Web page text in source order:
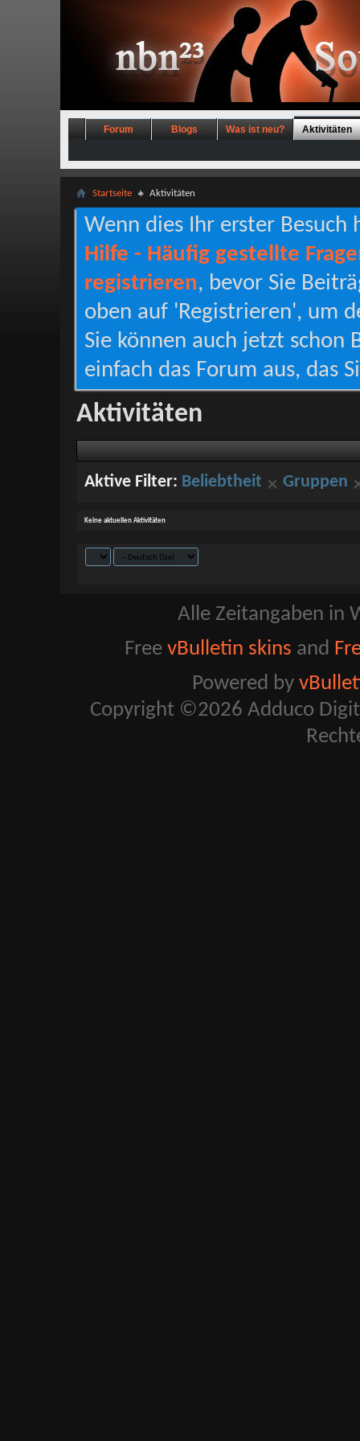
Forum Blogs Was ist neu? Aktivitäten
Startseite Aktivitäten
Wenn dies Ihr erster Besuch
Hilfe - Häufig gestellte
registrieren, bevor Sie
oben auf 'Registrieren', um
Sie können auch jetzt schon
einfach das Forum aus, das
Aktivitäten
Aktive Filter: Beliebtheit Gruppen
Keine aktuellen Aktivitäten
Alle Zeitangaben in
Free vBulletin skins and
Powered by
Copyright ©2026 Adduco